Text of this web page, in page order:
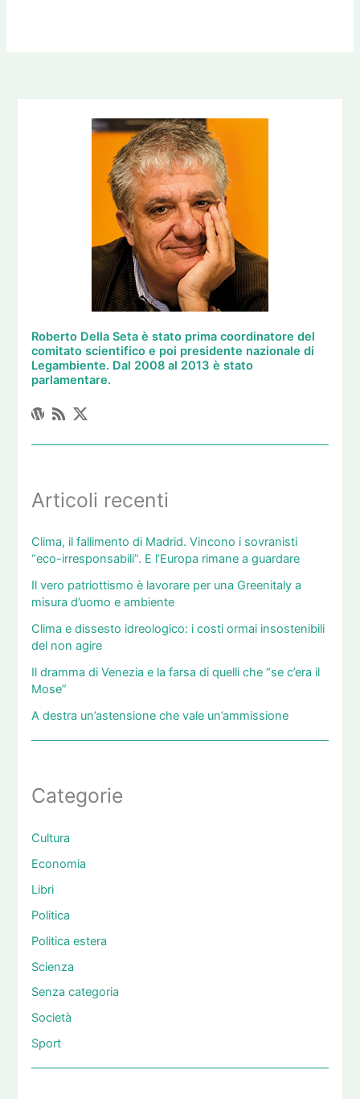
Roberto Della Seta è stato prima coordinatore del
comitato scientifico e poi presidente nazionale di
Legambiente. Dal 2008 al 2013 è stato
parlamentare.
Articoli recenti
Clima, il fallimento di Madrid. Vincono i sovranisti
“eco-irresponsabili”. E l’Europa rimane a guardare
Il vero patriottismo è lavorare per una Greenitaly a
misura d’uomo e ambiente
Clima e dissesto idreologico: i costi ormai insostenibili
del non agire
Il dramma di Venezia e la farsa di quelli che “se c’era il
Mose”
A destra un’astensione che vale un’ammissione
Categorie
Cultura
Economia
Libri
Politica
Politica estera
Scienza
Senza categoria
Società
Sport